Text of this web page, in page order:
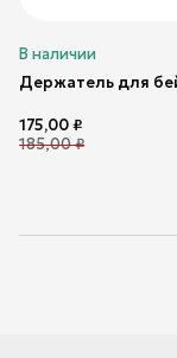
В наличии
Держатель для
175,00₽
185,00₽